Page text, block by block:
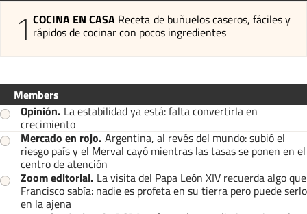
1 COCINA EN CASA Receta de buñuelos caseros, fáciles y
rápidos de cocinar con pocos ingredientes
Members
Opinión. La estabilidad ya está: falta convertirla en
crecimiento
Mercado en rojo. Argentina, al revés del mundo: subió el
riesgo país y el Merval cayó mientras las tasas se ponen en el
centro de atención
Zoom editorial. La visita del Papa León XIV recuerda algo que
Francisco sabía: nadie es profeta en su tierra pero puede serlo
en la ajena